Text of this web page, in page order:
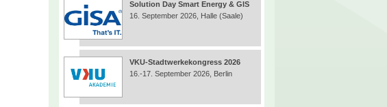
Solution Day Smart Energy & GIS
16. September 2026, Halle (Saale)
VKU-Stadtwerkekongress 2026
16.-17. September 2026, Berlin